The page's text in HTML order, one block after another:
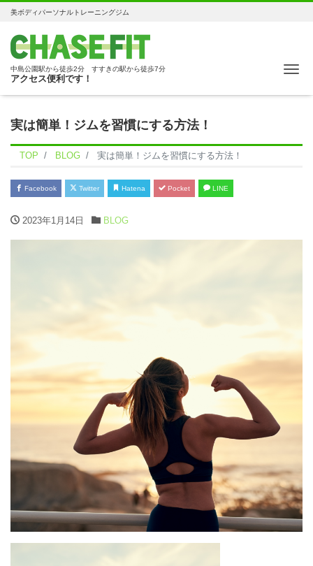
美ボディパーソナルトレーニングジム
中島公園駅から徒歩2分 すすきの駅から徒歩7分
アクセス便利です！
実は簡単！ジムを習慣にする方法！
TOP BLOG 実は簡単！ジムを習慣にする方法！
Facebook Twitter Hatena Pocket LINE
2023年1月14日 BLOG